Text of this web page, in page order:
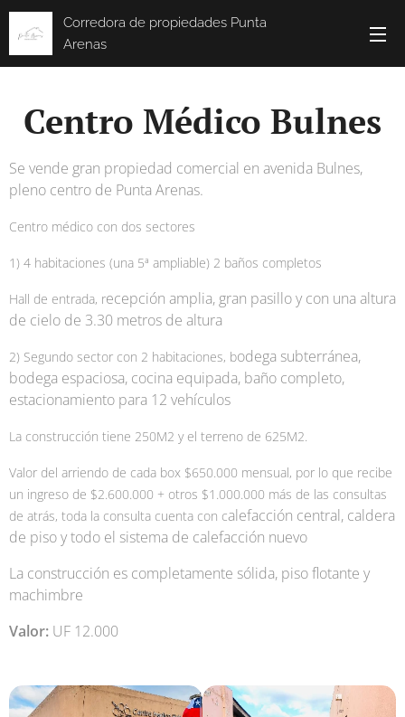
Corredora de propiedades Punta
Arenas
Centro Médico Bulnes
Se vende gran propiedad comercial en avenida Bulnes,
pleno centro de Punta Arenas.
Centro médico con dos sectores
1) 4 habitaciones (una 5ª ampliable) 2 baños completos
Hall de entrada, recepción amplia, gran pasillo y con una altura
de cielo de 3.30 metros de altura
2) Segundo sector con 2 habitaciones, bodega subterránea,
bodega espaciosa, cocina equipada, baño completo,
estacionamiento para 12 vehículos
La construcción tiene 250M2 y el terreno de 625M2.
Valor del arriendo de cada box $650.000 mensual, por lo que recibe
un ingreso de $2.600.000 + otros $1.000.000 más de las consultas
de atrás, toda la consulta cuenta con calefacción central, caldera
de piso y todo el sistema de calefacción nuevo
La construcción es completamente sólida, piso flotante y
machimbre
Valor: UF 12.000